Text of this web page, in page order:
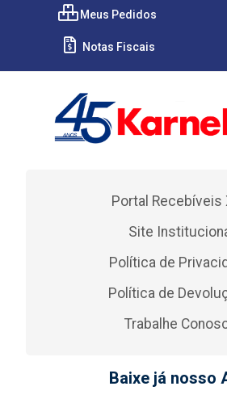
Meus Pedidos
Notas Fiscais
Portal Recebíveis
Site
Política de
Política de
Trabalhe
Baixe já nosso